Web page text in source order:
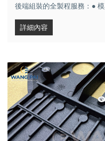
後端組裝的全製程服務：●
詳細內容